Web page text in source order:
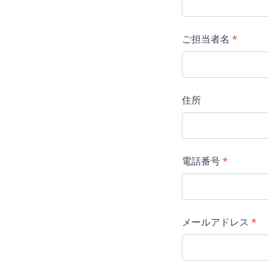
ご担当者名 *
住所
電話番号*
メールアドレス *